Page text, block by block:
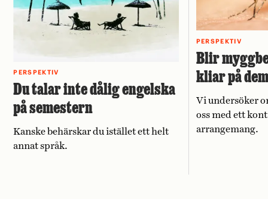
PERSPEKTIV
Du talar inte dålig engelska
på semestern
Kanske behärskar du istället ett helt
annat språk.
PERSPEKTIV
Blir
kliar på
Vi undersöker
oss med ett
arrangemang.